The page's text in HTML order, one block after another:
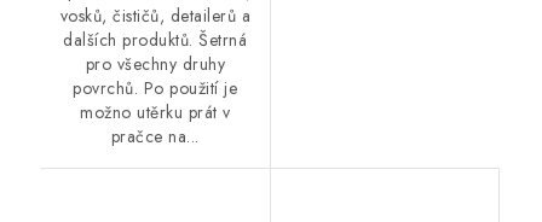
vosků, čističů, detailerů a
dalších produktů. Šetrná
pro všechny druhy
povrchů. Po použití je
možno utěrku prát v
pračce na...